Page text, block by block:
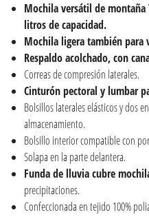
Mochila versátil de montaña
litros de capacidad.
Mochila ligera también para
Respaldo acolchado,con
Correas de compresión laterales.
Cinturón pectoral y lumbar
Bolsillos laterales elásticos y dos
almacenamiento.
Bolsillo interior compatible con
Solapa en la parte delantera.
Funda de lluvia cubre
precipitaciones.
Confeccionada en tejido 100%